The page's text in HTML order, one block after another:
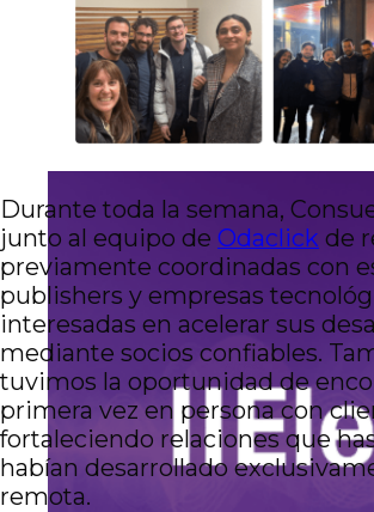
Durante toda la semana,
junto al equipo de Odaclick de
previamente coordinadas con
publishers y empresas
interesadas en acelerar sus
mediante socios confiables.
tuvimos la oportunidad de
primera vez en persona con
fortaleciendo relaciones que
habían desarrollado
remota.